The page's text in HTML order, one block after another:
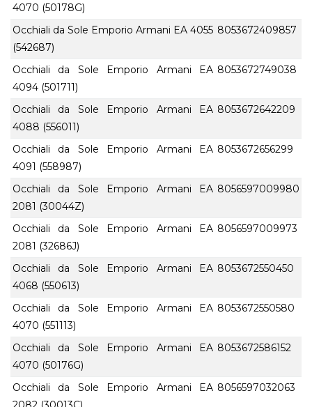
4070 (50178G)
Occhiali da Sole Emporio Armani EA 4055
(542687)
8053672409857
Occhiali da Sole Emporio Armani EA
4094 (501711)
8053672749038
Occhiali da Sole Emporio Armani EA
4088 (556011)
8053672642209
Occhiali da Sole Emporio Armani EA
4091 (558987)
8053672656299
Occhiali da Sole Emporio Armani EA
2081 (30044Z)
8056597009980
Occhiali da Sole Emporio Armani EA
2081 (32686J)
8056597009973
Occhiali da Sole Emporio Armani EA
4068 (550613)
8053672550450
Occhiali da Sole Emporio Armani EA
4070 (551113)
8053672550580
Occhiali da Sole Emporio Armani EA
4070 (50176G)
8053672586152
Occhiali da Sole Emporio Armani EA 8056597032063